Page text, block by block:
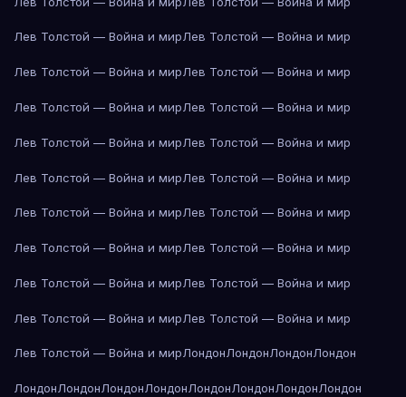
Лев Толстой — Война и мирЛев Толстой — Война и мир
Лев Толстой — Война и мирЛев Толстой — Война и мир
Лев Толстой — Война и мирЛев Толстой — Война и мир
Лев Толстой — Война и мирЛев Толстой — Война и мир
Лев Толстой — Война и мирЛев Толстой — Война и мир
Лев Толстой — Война и мирЛев Толстой — Война и мир
Лев Толстой — Война и мирЛев Толстой — Война и мир
Лев Толстой — Война и мирЛев Толстой — Война и мир
Лев Толстой — Война и мирЛев Толстой — Война и мир
Лев Толстой — Война и мирЛондонЛондонЛондонЛондон
ЛондонЛондонЛондонЛондонЛондонЛондонЛондонЛондон